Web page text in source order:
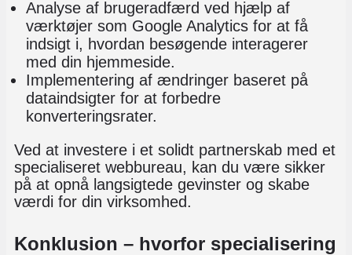
Analyse af brugeradfærd ved hjælp af
værktøjer som Google Analytics for at få
indsigt i, hvordan besøgende interagerer
med din hjemmeside.
Implementering af ændringer baseret på
dataindsigter for at forbedre
konverteringsrater.
Ved at investere i et solidt partnerskab med et
specialiseret webbureau, kan du være sikker
på at opnå langsigtede gevinster og skabe
værdi for din virksomhed.
Konklusion – hvorfor specialisering